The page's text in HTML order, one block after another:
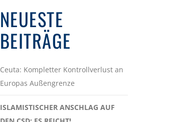
NEUESTE
BEITRÄGE
Ceuta: Kompletter Kontrollverlust an
Europas Außengrenze
ISLAMISTISCHER ANSCHLAG AUF